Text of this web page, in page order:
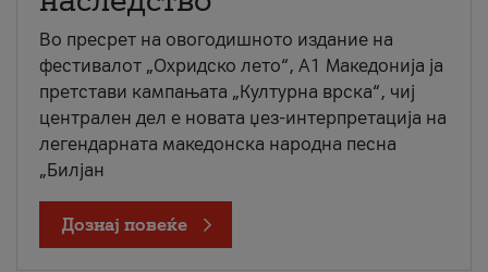
Во пресрет на овогодишното издание на
фестивалот „Охридско лето“, А1 Македонија ја
претстави кампањата „Културна врска“, чиј
централен дел е новата џез-интерпретација на
легендарната македонска народна песна
„Билјан
Дознај повеќе